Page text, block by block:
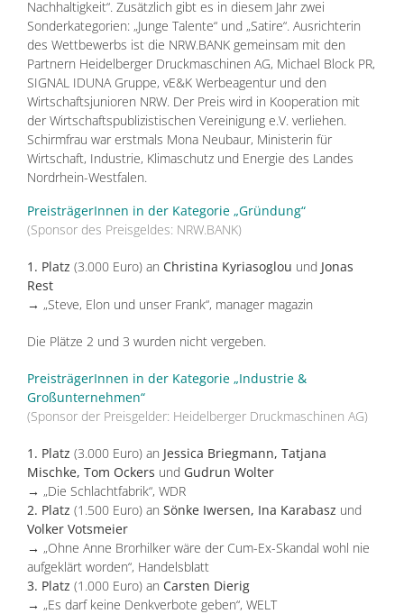
Nachhaltigkeit“. Zusätzlich gibt es in diesem Jahr zwei
Sonderkategorien: „Junge Talente“ und „Satire“. Ausrichterin
des Wettbewerbs ist die NRW.BANK gemeinsam mit den
Partnern Heidelberger Druckmaschinen AG, Michael Block PR,
SIGNAL IDUNA Gruppe, vE&K Werbeagentur und den
Wirtschaftsjunioren NRW. Der Preis wird in Kooperation mit
der Wirtschaftspublizistischen Vereinigung e.V. verliehen.
Schirmfrau war erstmals Mona Neubaur, Ministerin für
Wirtschaft, Industrie, Klimaschutz und Energie des Landes
Nordrhein-Westfalen.
PreisträgerInnen in der Kategorie „Gründung“
(Sponsor des Preisgeldes: NRW.BANK)
1. Platz (3.000 Euro) an Christina Kyriasoglou und Jonas
Rest
→ „Steve, Elon und unser Frank“, manager magazin
Die Plätze 2 und 3 wurden nicht vergeben.
PreisträgerInnen in der Kategorie „Industrie &
Großunternehmen“
(Sponsor der Preisgelder: Heidelberger Druckmaschinen AG)
1. Platz (3.000 Euro) an Jessica Briegmann, Tatjana
Mischke, Tom Ockers und Gudrun Wolter
→ „Die Schlachtfabrik“, WDR
2. Platz (1.500 Euro) an Sönke Iwersen, Ina Karabasz und
Volker Votsmeier
→ „Ohne Anne Brorhilker wäre der Cum-Ex-Skandal wohl nie
aufgeklärt worden“, Handelsblatt
3. Platz (1.000 Euro) an Carsten Dierig
→ „Es darf keine Denkverbote geben“, WELT